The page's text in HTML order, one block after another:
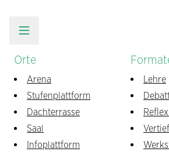
Orte
Arena
Stufenplattform
Dachterrasse
Saal
Infoplattform
Lehre